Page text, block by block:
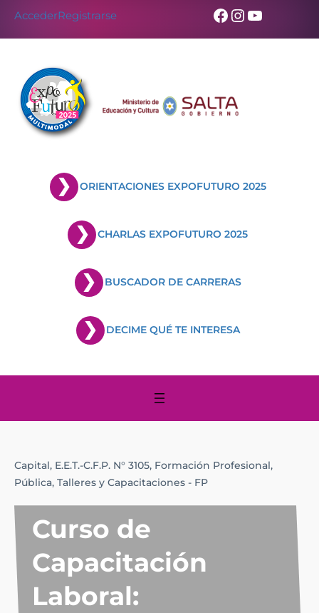
AccederRegistrarse Facebook
Instagram
YouTube
ORIENTACIONES EXPOFUTURO 2025
CHARLAS EXPOFUTURO 2025
BUSCADOR DE CARRERAS
DECIME QUÉ TE INTERESA
Capital, E.E.T.-C.F.P. N° 3105, Formación Profesional,
Pública, Talleres y Capacitaciones - FP
Curso de
Capacitación
Laboral: